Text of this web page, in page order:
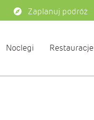
Zaplanuj podróż
Noclegi Restauracje